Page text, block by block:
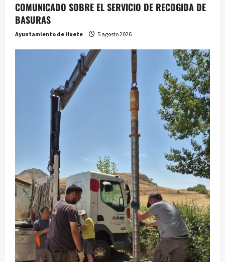
COMUNICADO SOBRE EL SERVICIO DE RECOGIDA DE
BASURAS
Ayuntamiento de Huete 5 agosto 2026